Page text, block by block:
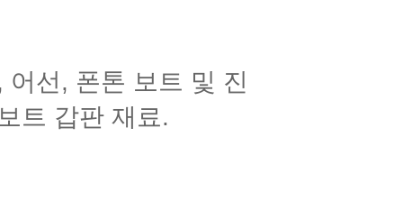
선, 폰톤 보트 및 진
트 갑판 재료.